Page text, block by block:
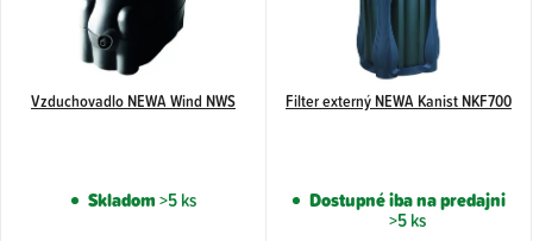
Vzduchovadlo NEWA Wind NWS
Skladom>5 ks
Filter externý NEWA Kanist NKF700
Dostupné iba na predajni
>5 ks